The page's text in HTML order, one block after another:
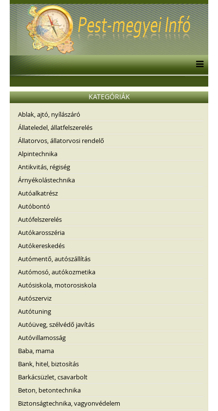
KATEGÓRIÁK
Ablak, ajtó, nyílászáró
Állateledel, állatfelszerelés
Állatorvos, állatorvosi rendelő
Alpintechnika
Antikvitás, régiség
Árnyékolástechnika
Autóalkatrész
Autóbontó
Autófelszerelés
Autókarosszéria
Autókereskedés
Autómentő, autószállítás
Autómosó, autókozmetika
Autósiskola, motorosiskola
Autószerviz
Autótuning
Autóüveg, szélvédő javítás
Autóvillamosság
Baba, mama
Bank, hitel, biztosítás
Barkácsüzlet, csavarbolt
Beton, betontechnika
Biztonságtechnika, vagyonvédelem